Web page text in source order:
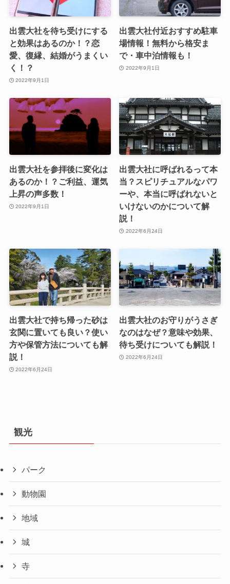
出雲大社を待ち受けにする
と効果はあるのか！？恋
愛、復縁、結婚がうまくい
く！？
2022年9月1日
出雲大社付近おすすめ駐車
場情報！無料から格安ま
で・車中泊情報も！
2022年9月1日
出雲大社を参拝後に変化は
あるのか！？ご利益、運気
上昇の声多数！
2022年9月1日
出雲大社に呼ばれるって本
当？スピリチュアルなパワ
ーや、本当に呼ばれないと
いけないのかについて解
説！
2022年6月24日
出雲大社で持ち帰った砂は
玄関に置いても良い？使い
方や保管方法についても解
説！
2022年6月24日
出雲大社のお守りがうさぎ
なのはなぜ？意味や効果、
待ち受けについても解説！
2022年6月24日
観光
パーク
動物園
地域
城
寺